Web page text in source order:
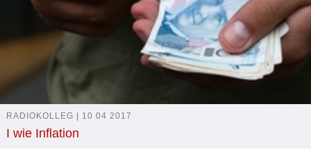
RADIOKOLLEG | 10 04 2017
I wie Inflation